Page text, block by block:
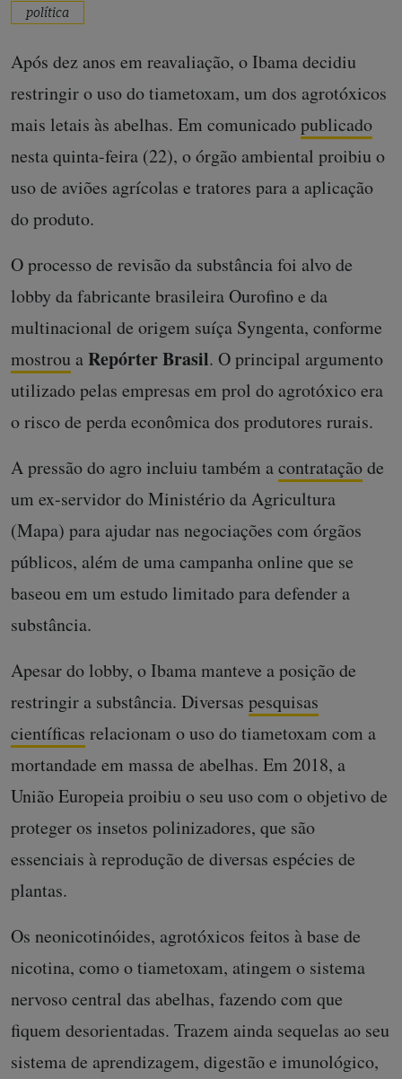
política
Após dez anos em reavaliação, o Ibama decidiu
restringir o uso do tiametoxam, um dos agrotóxicos
mais letais às abelhas. Em comunicadopublicado
nesta quinta-feira (22), o órgão ambiental proibiu o
uso de aviões agrícolas e tratores para a aplicação
do produto.
O processo de revisão da substância foi alvo de
lobby da fabricante brasileira Ourofino e da
multinacional de origem suíça Syngenta, conforme
mostrou aRepórter Brasil. O principal argumento
utilizado pelas empresas em prol do agrotóxico era
o risco de perda econômica dos produtores rurais.
A pressão do agro incluiu também acontrataçãode
um ex-servidor do Ministério da Agricultura
(Mapa) para ajudar nas negociações com órgãos
públicos, além de uma campanha online que se
baseou em um estudo limitado para defender a
substância.
Apesar do lobby, o Ibama manteve a posição de
restringir a substância. Diversas pesquisas
científicas relacionam o uso do tiametoxam com a
mortandade em massa de abelhas. Em 2018, a
União Europeia proibiu o seu uso com o objetivo de
proteger os insetos polinizadores, que são
essenciais à reprodução de diversas espécies de
plantas.
Os neonicotinóides, agrotóxicos feitos à base de
nicotina, como o tiametoxam, atingem o sistema
nervoso central das abelhas, fazendo com que
fiquem desorientadas. Trazem ainda sequelas ao seu
sistema de aprendizagem, digestão e imunológico,